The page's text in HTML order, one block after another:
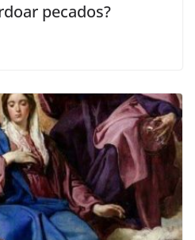
pecados?